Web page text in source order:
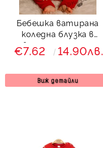
Бебешка ватирана
коледна блузка в
червено с еленче с шал
€7.62 14.90лв.
Виж детайли